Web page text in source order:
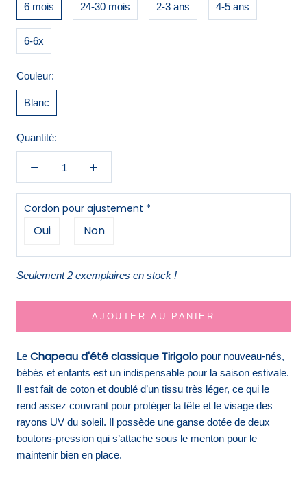
6 mois 24-30 mois 2-3 ans 4-5 ans
6-6x
Couleur:
Blanc
Quantité:
Cordon pour ajustement *
Oui Non
Seulement 2 exemplaires en stock !
AJOUTER AU PANIER
Le Chapeau d'été classique Tirigolo pour nouveau-nés,
bébés et enfants est un indispensable pour la saison estivale.
Il est fait de coton et doublé d’un tissu très léger, ce qui le
rend assez couvrant pour protéger la tête et le visage des
rayons UV du soleil. Il possède une ganse dotée de deux
boutons-pression qui s’attache sous le menton pour le
maintenir bien en place.